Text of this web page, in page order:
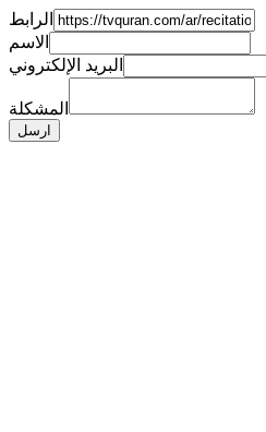
الرابط
الاسم
البريد الإلكتروني
المشكلة
ارسل